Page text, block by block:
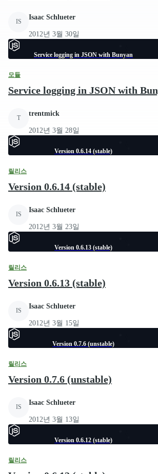
IS
Isaac Schlueter
2012년 3월 30일
Service logging in JSON with Bunyan
모듈
Service logging in JSON with
T
trentmick
2012년 3월 28일
Version 0.6.14 (stable)
릴리스
Version 0.6.14 (stable)
IS
Isaac Schlueter
2012년 3월 23일
Version 0.6.13 (stable)
릴리스
Version 0.6.13 (stable)
IS
Isaac Schlueter
2012년 3월 15일
Version 0.7.6 (unstable)
릴리스
Version 0.7.6 (unstable)
IS
Isaac Schlueter
2012년 3월 13일
Version 0.6.12 (stable)
릴리스